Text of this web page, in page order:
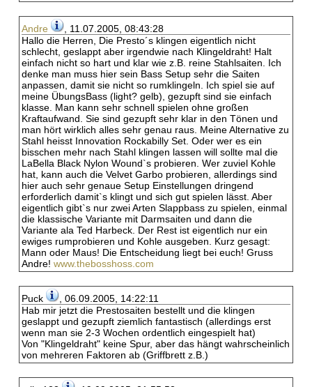
Andre
, 11.07.2005, 08:43:28
Hallo die Herren, Die Presto´s klingen eigentlich nicht
schlecht, geslappt aber irgendwie nach Klingeldraht! Halt
einfach nicht so hart und klar wie z.B. reine Stahlsaiten. Ich
denke man muss hier sein Bass Setup sehr die Saiten
anpassen, damit sie nicht so rumklingeln. Ich spiel sie auf
meine ÜbungsBass (light? gelb), gezupft sind sie einfach
klasse. Man kann sehr schnell spielen ohne großen
Kraftaufwand. Sie sind gezupft sehr klar in den Tönen und
man hört wirklich alles sehr genau raus. Meine Alternative zu
Stahl heisst Innovation Rockabilly Set. Oder wer es ein
bisschen mehr nach Stahl klingen lassen will sollte mal die
LaBella Black Nylon Wound`s probieren. Wer zuviel Kohle
hat, kann auch die Velvet Garbo probieren, allerdings sind
hier auch sehr genaue Setup Einstellungen dringend
erforderlich damit`s klingt und sich gut spielen lässt. Aber
eigentlich gibt`s nur zwei Arten Slappbass zu spielen, einmal
die klassische Variante mit Darmsaiten und dann die
Variante ala Ted Harbeck. Der Rest ist eigentlich nur ein
ewiges rumprobieren und Kohle ausgeben. Kurz gesagt:
Mann oder Maus! Die Entscheidung liegt bei euch! Gruss
Andre! www.thebosshoss.com
Puck
, 06.09.2005, 14:22:11
Hab mir jetzt die Prestosaiten bestellt und die klingen
geslappt und gezupft ziemlich fantastisch (allerdings erst
wenn man sie 2-3 Wochen ordentlich eingespielt hat)
Von "Klingeldraht" keine Spur, aber das hängt wahrscheinlich
von mehreren Faktoren ab (Griffbrett z.B.)